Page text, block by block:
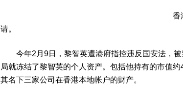
香港
请。
今年2月9日，黎智英遭港府指控违反国安法，被
局就冻结了黎智英的个人资产。包括他持有的市值
其名下三家公司在香港本地帐户的财产。